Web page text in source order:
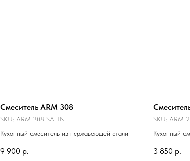
Смеситель ARM 308
SKU: ARM 308 SATIN
Кухонный смеситель из нержавеющей стали
9 900 р.
SKU: ARM
Кухонный
3 850 р.